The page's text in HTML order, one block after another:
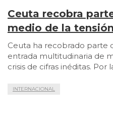
Ceuta recobra
medio de la
Ceuta ha recobrado parte
entrada multitudinaria de
crisis de cifras inéditas. Por
INTERNACIONAL